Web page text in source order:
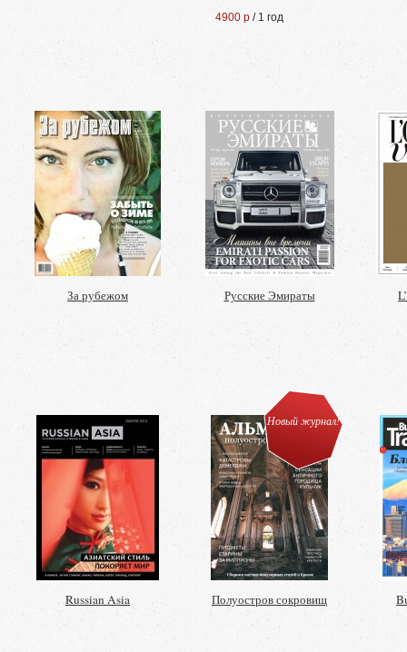
4900 р / 1 год
За рубежом Русские Эмираты
Russian Asia
Новый журнал!
Полуостров сокровищ